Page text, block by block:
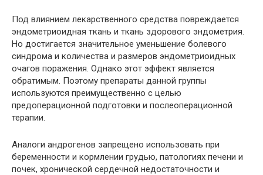
Под влиянием лекарственного средства повреждается
эндометриоидная ткань и ткань здорового эндометрия.
Но достигается значительное уменьшение болевого
синдрома и количества и размеров эндометриоидных
очагов поражения. Однако этот эффект является
обратимым. Поэтому препараты данной группы
используются преимущественно с целью
предоперационной подготовки и послеоперационной
терапии.
Аналоги андрогенов запрещено использовать при
беременности и кормлении грудью, патологиях печени и
почек, хронической сердечной недостаточности и